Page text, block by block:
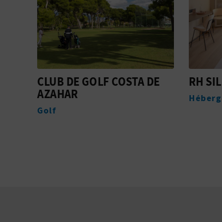
RH SILENE HOTEL & SPA
Hébergement